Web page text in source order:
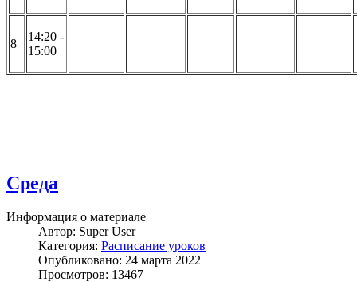
8
14:20 -
15:00
Среда
Информация о материале
Автор: Super User
Категория: Расписание уроков
Опубликовано: 24 марта 2022
Просмотров: 13467